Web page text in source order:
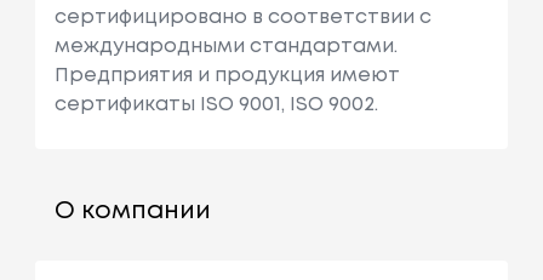
сертифицировано в соответствии с
международными стандартами.
Предприятия и продукция имеют
сертификаты ISO 9001, ISO 9002.
О компании